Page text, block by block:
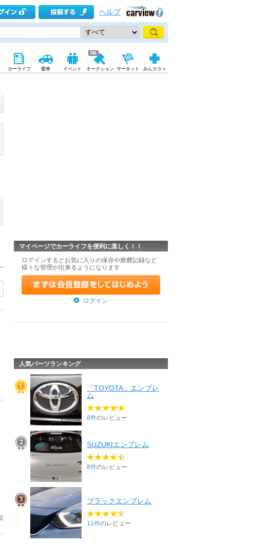
ヘルプ
カーライフ 愛車 イベント オークション サーキット みんカラ＋
マイページでカーライフを便利に楽しく！！
ログインするとお気に入りの保存や燃費記録など
様々な管理が出来るようになります
ログイン
人気パーツランキング
「TOYOTA」エンブレ
ム
8件のレビュー
SUZUKIエンブレム
8件のレビュー
ブラックエンブレム
11件のレビュー